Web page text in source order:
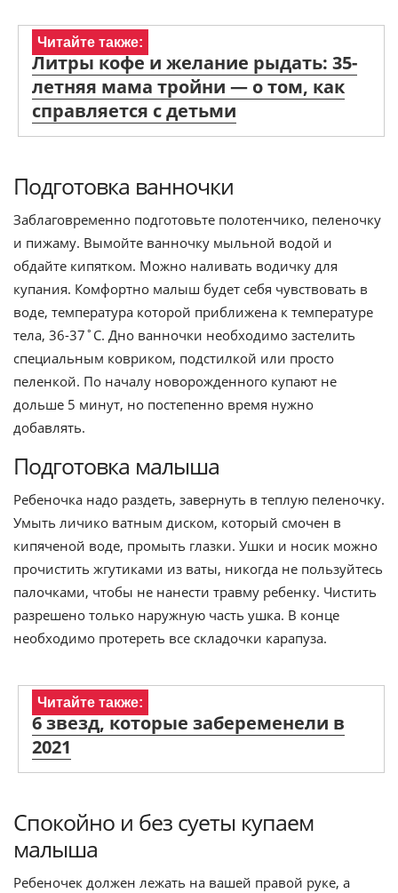
Читайте также:
Литры кофе и желание рыдать: 35-
летняя мама тройни — о том, как
справляется с детьми
Подготовка ванночки
Заблаговременно подготовьте полотенчико, пеленочку
и пижаму. Вымойте ванночку мыльной водой и
обдайте кипятком. Можно наливать водичку для
купания. Комфортно малыш будет себя чувствовать в
воде, температура которой приближена к температуре
тела, 36-37˚С. Дно ванночки необходимо застелить
специальным ковриком, подстилкой или просто
пеленкой. По началу новорожденного купают не
дольше 5 минут, но постепенно время нужно
добавлять.
Подготовка малыша
Ребеночка надо раздеть, завернуть в теплую пеленочку.
Умыть личико ватным диском, который смочен в
кипяченой воде, промыть глазки. Ушки и носик можно
прочистить жгутиками из ваты, никогда не пользуйтесь
палочками, чтобы не нанести травму ребенку. Чистить
разрешено только наружную часть ушка. В конце
необходимо протереть все складочки карапуза.
Читайте также:
6 звезд, которые забеременели в
2021
Спокойно и без суеты купаем
малыша
Ребеночек должен лежать на вашей правой руке, а